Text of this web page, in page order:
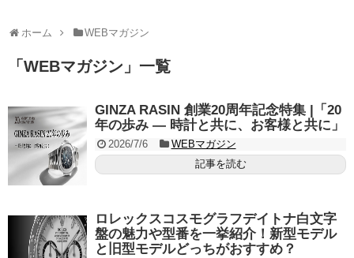
ホーム WEBマガジン
「 WEBマガジン 」 一覧
GINZA RASIN 創業20周年記念特集 |「20
年の歩み — 時計と共に、お客様と共に」
2026/7/6
WEBマガジン
記事を読む
ロレックスコスモグラフデイトナ白文字
盤の魅力や型番を一挙紹介！新型モデル
と旧型モデルどっちがおすすめ？